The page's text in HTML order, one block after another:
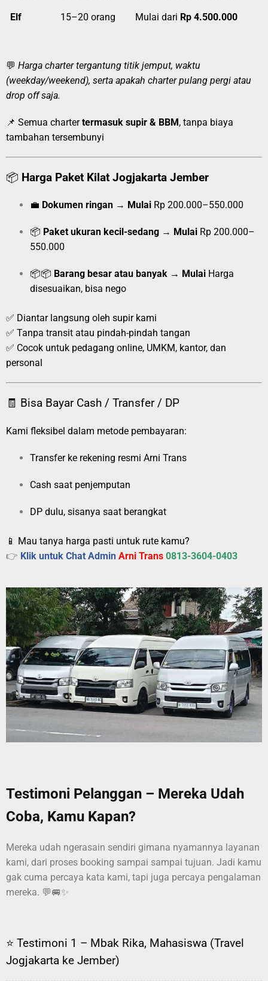
Elf 15–20 orang Mulai dari Rp 4.500.000
💬 Harga charter tergantung titik jemput, waktu
(weekday/weekend), serta apakah charter pulang pergi atau
drop off saja.
📌 Semua chartertermasuk supir & BBM, tanpa biaya
tambahan tersembunyi
📦 Harga Paket Kilat Jogjakarta Jember
💼 Dokumen ringan → Mulai Rp 200.000–550.000
📦 Paket ukuran kecil-sedang → Mulai Rp 200.000–
550.000
📦📦 Barang besar atau banyak → Mulai Harga
disesuaikan, bisa nego
✅ Diantar langsung oleh supir kami
✅ Tanpa transit atau pindah-pindah tangan
✅ Cocok untuk pedagang online, UMKM, kantor, dan
personal
🧾 Bisa Bayar Cash / Transfer / DP
Kami fleksibel dalam metode pembayaran:
Transfer ke rekening resmi Arni Trans
Cash saat penjemputan
DP dulu, sisanya saat berangkat
📱 Mau tanya harga pasti untuk rute kamu?
👉 Klik untuk Chat Admin Arni Trans 0813-3604-0403
Testimoni Pelanggan – Mereka Udah
Coba, Kamu Kapan?
Mereka udah ngerasain sendiri gimana nyamannya layanan
kami, dari proses booking sampai sampai tujuan. Jadi kamu
gak cuma percaya kata kami, tapi juga percaya pengalaman
mereka. 💬🚐✨
⭐ Testimoni 1 – Mbak Rika, Mahasiswa (Travel
Jogjakarta ke Jember)